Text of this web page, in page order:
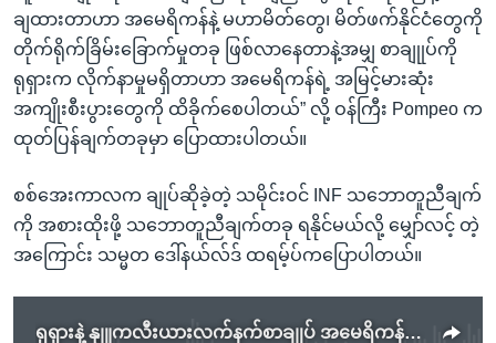
ချထားတာဟာ အမေရိကန်နဲ့ မဟာမိတ်တွေ၊ မိတ်ဖက်နိုင်ငံတွေကို
တိုက်ရိုက်ခြိမ်းခြောက်မှုတခု ဖြစ်လာနေတာနဲ့အမျှ စာချုုပ်ကို
ရုရှားက လိုက်နာမှုမရှိတာဟာ အမေရိကန်ရဲ့ အမြင့်မားဆုံး
အကျိုးစီးပွားတွေကို ထိခိုက်စေပါတယ်” လို့ ဝန်ကြီး Pompeo က
ထုတ်ပြန်ချက်တခုမှာ ပြောထားပါတယ်။
စစ်အေးကာလက ချုပ်ဆိုခဲ့တဲ့ သမိုင်းဝင် INF သဘောတူညီချက်
ကို အစားထိုးဖို့ သဘောတူညီချက်တခု ရနိုင်မယ်လို့ မျှော်လင့် တဲ့
အကြောင်း သမ္မတ ဒေါ်နယ်လ်ဒ် ထရမ့်ပ်ကပြောပါတယ်။
ရုရှားနဲ့ နျူကလီးယားလက်နက်စာချုပ် အမေရိကန် တရားဝင်နှုတ်ထွက်